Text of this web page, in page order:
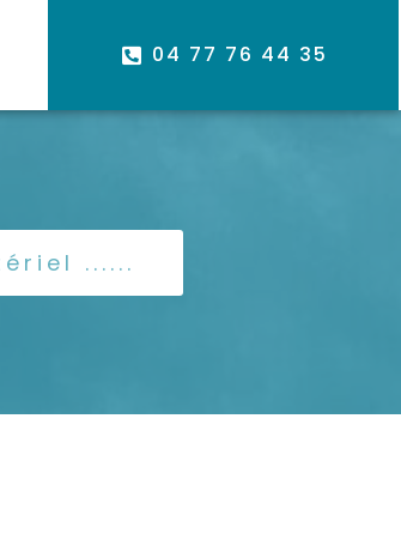
04 77 76 44 35